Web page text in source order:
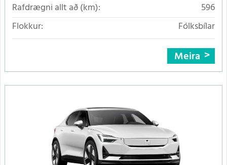
Rafdrægni allt að (km):
596
Flokkur:
Fólksbílar
Meira